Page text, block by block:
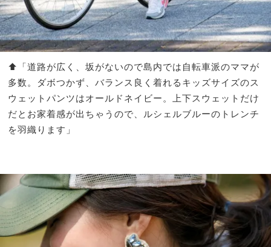
⬆︎「道路が広く、坂がないので島内では自転車派のママが
多数。ダボつかず、バランス良く着れるキッズサイズのス
ウェットパンツはオールドネイビー。上下スウェットだけ
だとお家着感が出ちゃうので、ルシェルブルーのトレンチ
を羽織ります」